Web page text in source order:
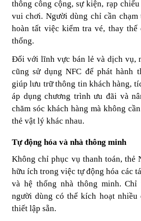
thông công cộng, sự kiện, rạp
vui chơi. Người dùng chỉ cần chạm
hoàn tất việc kiểm tra vé, thay thế
thống.
Đối với lĩnh vực bán lẻ và dịch vụ,
cũng sử dụng NFC để phát hành
giúp lưu trữ thông tin khách hàng,
áp dụng chương trình ưu đãi và
chăm sóc khách hàng mà không
thẻ vật lý khác nhau.
Tự động hóa và nhà thông minh
Không chỉ phục vụ thanh toán, thẻ
hữu ích trong việc tự động hóa các
và hệ thống nhà thông minh. Chỉ
người dùng có thể kích hoạt nhiều
thiết lập sẵn.